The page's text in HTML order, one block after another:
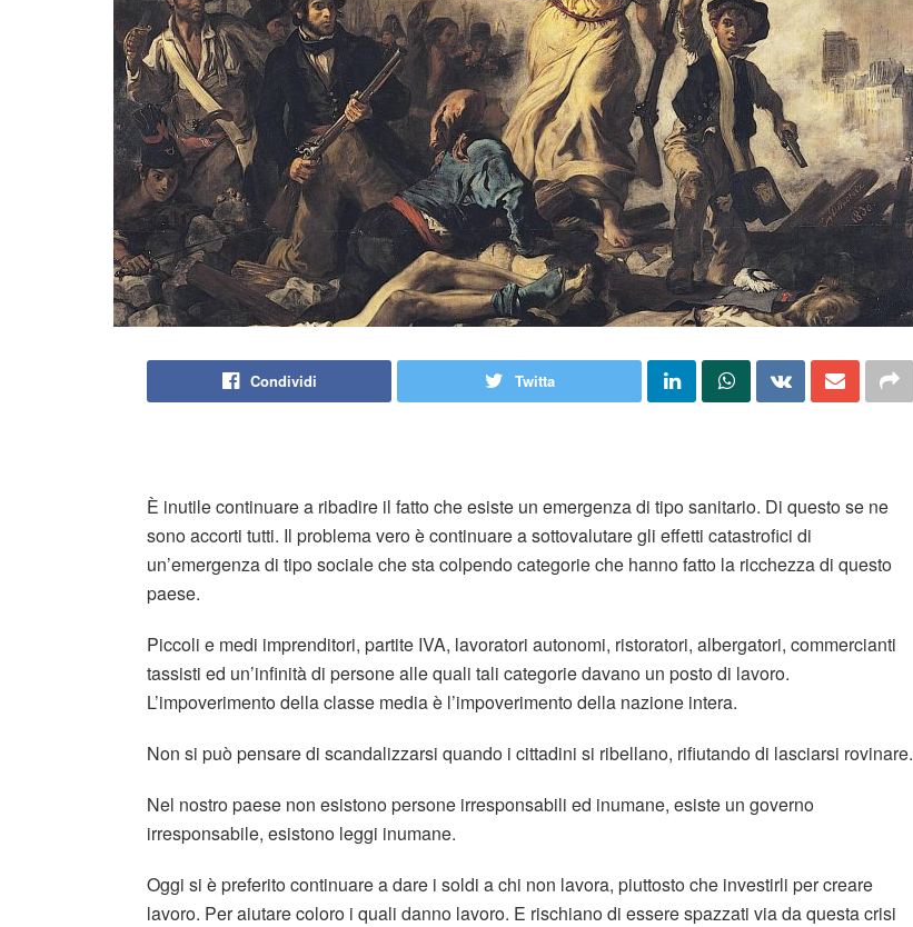
Condividi Twitta
È inutile continuare a ribadire il fatto che esiste un emergenza di tipo sanitario. Di questo se ne
sono accorti tutti. Il problema vero è continuare a sottovalutare gli effetti catastrofici di
un’emergenza di tipo sociale che sta colpendo categorie che hanno fatto la ricchezza di questo
paese.
Piccoli e medi imprenditori, partite IVA, lavoratori autonomi, ristoratori, albergatori, commercianti
tassisti ed un’infinità di persone alle quali tali categorie davano un posto di lavoro.
L’impoverimento della classe media è l’impoverimento della nazione intera.
Non si può pensare di scandalizzarsi quando i cittadini si ribellano, rifiutando di lasciarsi rovinare.
Nel nostro paese non esistono persone irresponsabili ed inumane, esiste un governo
irresponsabile, esistono leggi inumane.
Oggi si è preferito continuare a dare i soldi a chi non lavora, piuttosto che investirli per creare
lavoro. Per aiutare coloro i quali danno lavoro. E rischiano di essere spazzati via da questa crisi